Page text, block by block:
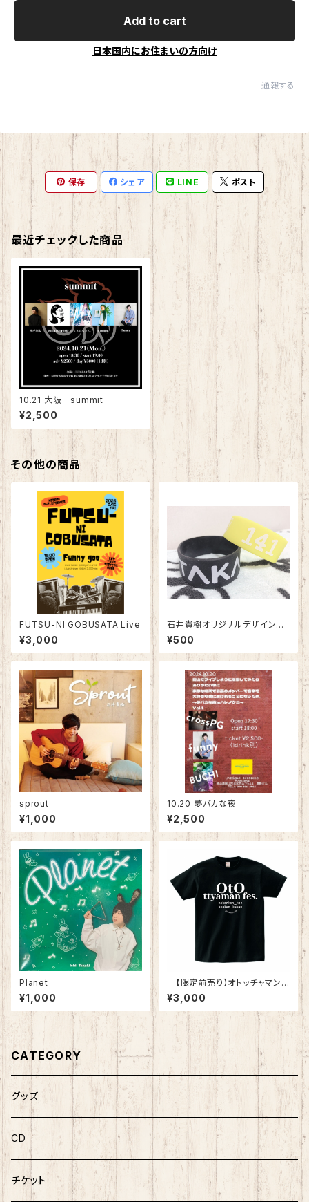
Add to cart
日本国内にお住まいの方向け
通報する
保存 シェア LINE ポスト
最近チェックした商品
10.21 大阪 summit
¥2,500
その他の商品
FUTSU-NI GOBUSATA Live
¥3,000
石井貴樹オリジナルデザインラ
バーバンド
¥500
sprout
¥1,000
10.20 夢バカな夜
¥2,500
Planet
¥1,000
【限定前売り】オトッチャマンf
es Tシャツ
¥3,000
CATEGORY
グッズ
CD
チケット